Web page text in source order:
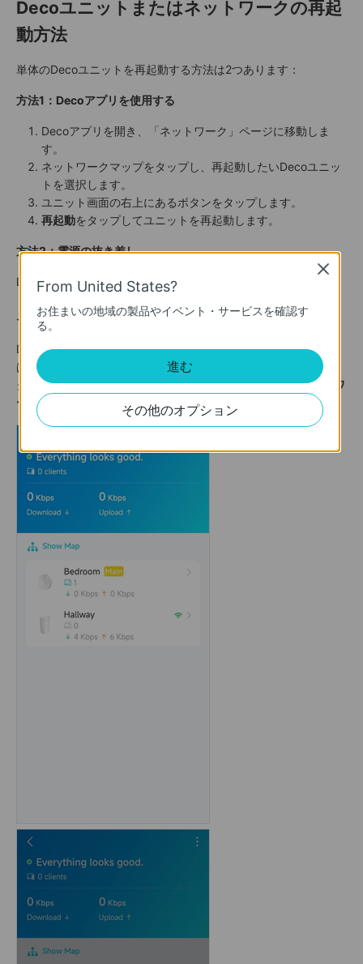
Decoユニットまたはネットワークの再起
動方法
単体のDecoユニットを再起動する方法は2つあります：
方法1：Decoアプリを使用する
Decoアプリを開き、「ネットワーク」ページに移動しま
す。
ネットワークマップをタップし、再起動したいDecoユニッ
トを選択します。
ユニット画面の右上にあるボタンをタップします。
再起動をタップしてユニットを再起動します。
方法2：電源の抜き差し
Decoユニットの電源を抜き、再度差し込みます。
ネットワーク全体の再起動
Decoネットワーク内のすべてのユニットを一括で再起動するに
は、Decoアプリの「ネットワーク」ページを開き、ネットワー
クマップをタップし、右上のアイコンをタップしてからネットワ
ークを再起動
を選択します。
From United States?
お住まいの地域の製品やイベント・サービスを確認す
る。
進む
その他のオプション
Close